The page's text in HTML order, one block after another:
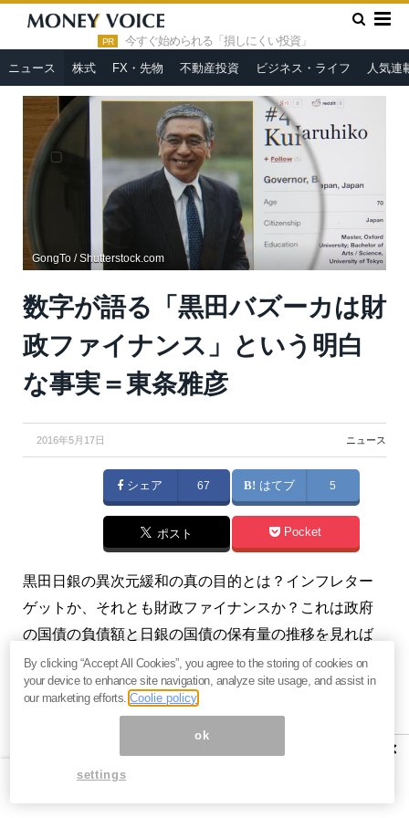
PR 今すぐ始められる「損しにくい投資」
ニュース 株式 FX・先物 不動産投資 ビジネス・ライフ 人気連
HOME » ニュース »
数字が語る「黒田バズーカは財政ファイナ
ンス」という明白な事実＝東条雅彦
GongTo / Shutterstock.com
数字が語る「黒田バズーカは財
政ファイナンス」という明白
な事実＝東条雅彦
2016年5月17日 ニュース
シェア 67 はてブ 5
ポスト Pocket
黒田日銀の異次元緩和の真の目的とは？インフレター
ゲットか、それとも財政ファイナンスか？これは政府
の国債の負債額と日銀の国債の保有量の推移を見れば
一発で分かります。（『 ウォーレン・バフェットに学
ぶ！1分でわかる株式投資～雪ダルマ式に資産が増える
』東条雅彦）
×
By clicking “Accept All Cookies”, you agree to the storing of cookies on
your device to enhance site navigation, analyze site usage, and assist in
our marketing efforts.Coolie policy
ok
settings